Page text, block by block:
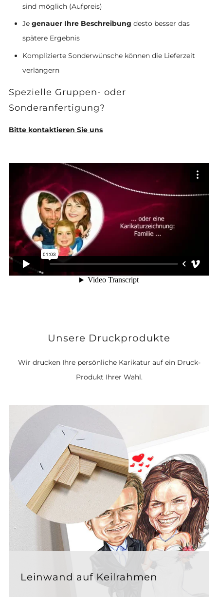
sind möglich (Aufpreis)
Je genauer Ihre Beschreibung desto besser das
spätere Ergebnis
Komplizierte Sonderwünsche können die Lieferzeit
verlängern
Spezielle Gruppen- oder
Sonderanfertigung?
Bitte kontaktieren Sie uns
Unsere Druckprodukte
Wir drucken Ihre persönliche Karikatur auf ein Druck-
Produkt Ihrer Wahl.
Leinwand auf Keilrahmen